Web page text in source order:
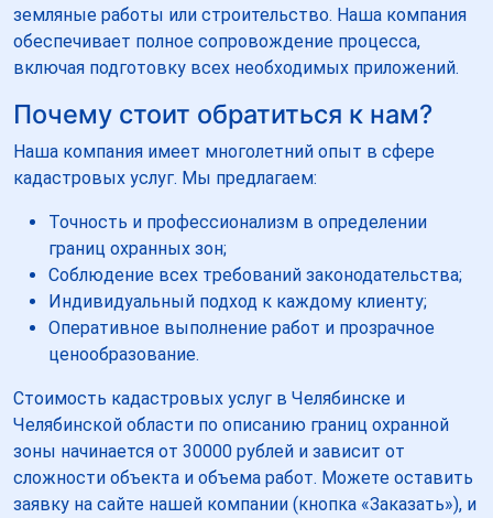
земляные работы или строительство. Наша компания
обеспечивает полное сопровождение процесса,
включая подготовку всех необходимых приложений.
Почему стоит обратиться к нам?
Наша компания имеет многолетний опыт в сфере
кадастровых услуг. Мы предлагаем:
Точность и профессионализм в определении
границ охранных зон;
Соблюдение всех требований законодательства;
Индивидуальный подход к каждому клиенту;
Оперативное выполнение работ и прозрачное
ценообразование.
Стоимость кадастровых услуг в Челябинске и
Челябинской области по описанию границ охранной
зоны начинается от 30000 рублей и зависит от
сложности объекта и объема работ. Можете оставить
заявку на сайте нашей компании (кнопка «Заказать»), и